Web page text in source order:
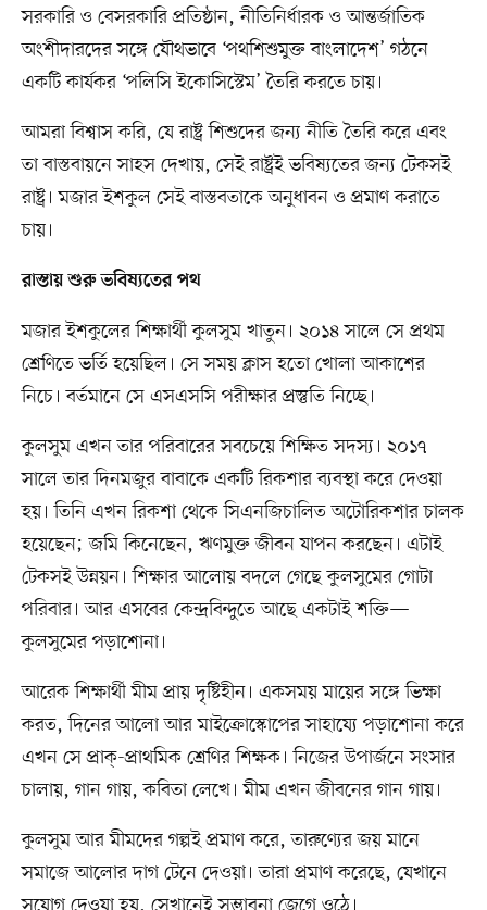
সরকারি ও বেসরকারি প্রতিষ্ঠান, নীতিনির্ধারক ও আন্তর্জাতিক
অংশীদারদের সঙ্গে যৌথভাবে ‘পথশিশুমুক্ত বাংলাদেশ’ গঠনে
একটি কার্যকর ‘পলিসি ইকোসিস্টেম’ তৈরি করতে চায়।
আমরা বিশ্বাস করি, যে রাষ্ট্র শিশুদের জন্য নীতি তৈরি করে এবং
তা বাস্তবায়নে সাহস দেখায়, সেই রাষ্ট্রই ভবিষ্যতের জন্য টেকসই
রাষ্ট্র। মজার ইশকুল সেই বাস্তবতাকে অনুধাবন ও প্রমাণ করাতে
চায়।
রাস্তায় শুরু ভবিষ্যতের পথ
মজার ইশকুলের শিক্ষার্থী কুলসুম খাতুন। ২০১৪ সালে সে প্রথম
শ্রেণিতে ভর্তি হয়েছিল। সে সময় ক্লাস হতো খোলা আকাশের
নিচে। বর্তমানে সে এসএসসি পরীক্ষার প্রস্তুতি নিচ্ছে।
কুলসুম এখন তার পরিবারের সবচেয়ে শিক্ষিত সদস্য। ২০১৭
সালে তার দিনমজুর বাবাকে একটি রিকশার ব্যবস্থা করে দেওয়া
হয়। তিনি এখন রিকশা থেকে সিএনজিচালিত অটোরিকশার চালক
হয়েছেন; জমি কিনেছেন, ঋণমুক্ত জীবন যাপন করছেন। এটাই
টেকসই উন্নয়ন। শিক্ষার আলোয় বদলে গেছে কুলসুমের গোটা
পরিবার। আর এসবের কেন্দ্রবিন্দুতে আছে একটাই শক্তি—
কুলসুমের পড়াশোনা।
আরেক শিক্ষার্থী মীম প্রায় দৃষ্টিহীন। একসময় মায়ের সঙ্গে ভিক্ষা
করত, দিনের আলো আর মাইক্রোস্কোপের সাহায্যে পড়াশোনা করে
এখন সে প্রাক্​-প্রাথমিক শ্রেণির শিক্ষক। নিজের উপার্জনে সংসার
চালায়, গান গায়, কবিতা লেখে। মীম এখন জীবনের গান গায়।
কুলসুম আর মীমদের গল্পই প্রমাণ করে, তারুণ্যের জয় মানে
সমাজে আলোর দাগ টেনে দেওয়া। তারা প্রমাণ করেছে, যেখানে